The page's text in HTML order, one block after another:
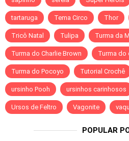
tartaruga Tema Circo Thor
Tricô Natal Tulipa Turma da
Turma do Charlie Brown Turma do
Turma do Pocoyo Tutorial Crochê
ursinho Pooh ursinhos carinhosos
Ursos de Feltro Vagonite
POPULAR